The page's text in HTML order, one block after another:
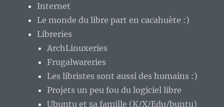
Internet
Le monde du libre part en cacahuète :)
Libreries
ArchLinuxeries
Frugalwareries
Les libristes sont aussi des humains :)
Projets un peu fou du logiciel libre
Ubuntu et sa famille (K/X/Edu/buntu)